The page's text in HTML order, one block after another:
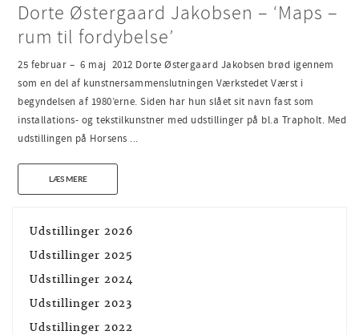
Dorte Østergaard Jakobsen – ‘Maps –
rum til fordybelse’
25 februar – 6 maj 2012 Dorte Østergaard Jakobsen brød igennem
som en del af kunstnersammenslutningen Værkstedet Værst i
begyndelsen af 1980’erne. Siden har hun slået sit navn fast som
installations- og tekstilkunstner med udstillinger på bl.a Trapholt. Med
udstillingen på Horsens ...
LÆS MERE
Udstillinger 2026
Udstillinger 2025
Udstillinger 2024
Udstillinger 2023
Udstillinger 2022